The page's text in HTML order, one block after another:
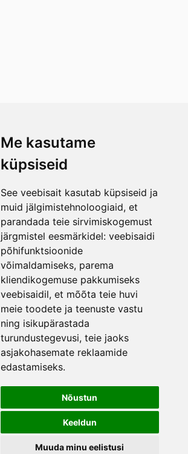
Me kasutame
küpsiseid
See veebisait kasutab küpsiseid ja
muid jälgimistehnoloogiaid, et
parandada teie sirvimiskogemust
järgmistel eesmärkidel: veebisaidi
põhifunktsioonide
võimaldamiseks, parema
kliendikogemuse pakkumiseks
veebisaidil, et mõõta teie huvi
meie toodete ja teenuste vastu
ning isikupärastada
turundustegevusi, teie jaoks
asjakohasemate reklaamide
edastamiseks.
Nõustun
Keeldun
Muuda minu eelistusi